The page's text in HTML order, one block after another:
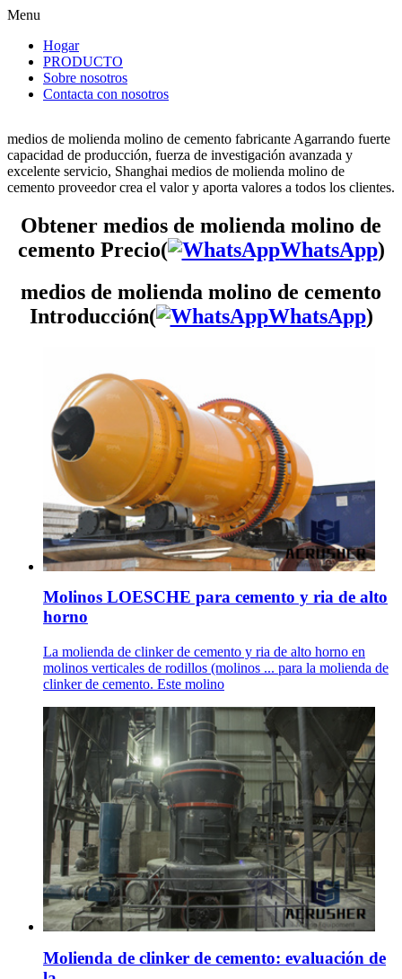
Menu
Hogar
PRODUCTO
Sobre nosotros
Contacta con nosotros
medios de molienda molino de cemento fabricante Agarrando fuerte
capacidad de producción, fuerza de investigación avanzada y
excelente servicio, Shanghai medios de molienda molino de
cemento proveedor crea el valor y aporta valores a todos los clientes.
Obtener medios de molienda molino de
cemento Precio(
WhatsApp)
medios de molienda molino de cemento
Introducción(
WhatsApp)
Molinos LOESCHE para cemento y ria de alto
horno
La molienda de clinker de cemento y ria de alto horno en
molinos verticales de rodillos (molinos ... para la molienda de
clinker de cemento. Este molino
Molienda de clinker de cemento: evaluación de